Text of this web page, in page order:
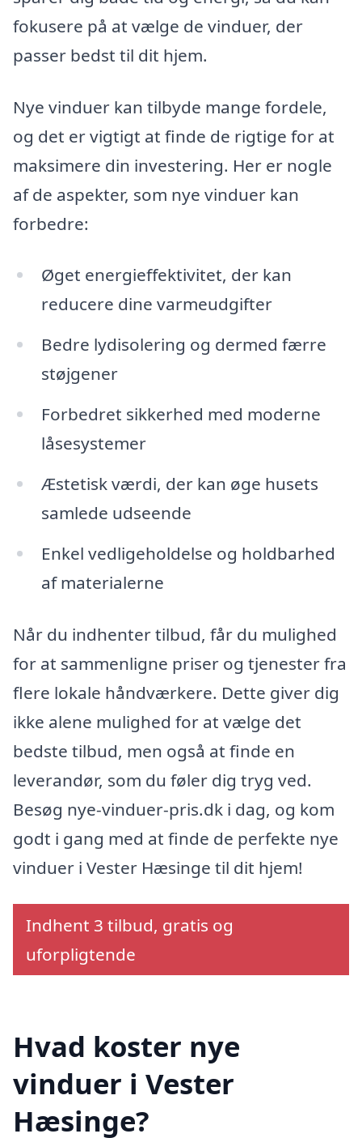
fokusere på at vælge de vinduer, der
passer bedst til dit hjem.
Nye vinduer kan tilbyde mange fordele,
og det er vigtigt at finde de rigtige for at
maksimere din investering. Her er nogle
af de aspekter, som nye vinduer kan
forbedre:
Øget energieffektivitet, der kan
reducere dine varmeudgifter
Bedre lydisolering og dermed færre
støjgener
Forbedret sikkerhed med moderne
låsesystemer
Æstetisk værdi, der kan øge husets
samlede udseende
Enkel vedligeholdelse og holdbarhed
af materialerne
Når du indhenter tilbud, får du mulighed
for at sammenligne priser og tjenester fra
flere lokale håndværkere. Dette giver dig
ikke alene mulighed for at vælge det
bedste tilbud, men også at finde en
leverandør, som du føler dig tryg ved.
Besøg nye-vinduer-pris.dk i dag, og kom
godt i gang med at finde de perfekte nye
vinduer i Vester Hæsinge til dit hjem!
Indhent 3 tilbud, gratis og
uforpligtende
Hvad koster nye
vinduer i Vester
Hæsinge?